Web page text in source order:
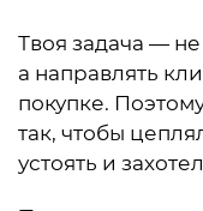
Твоя задача —
а направлять
покупке.
так, чтобы
устоять и